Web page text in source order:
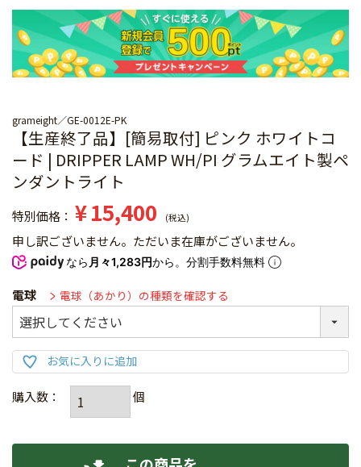
grameight GE-0012E-PK
【生産終了品】[簡易取付] ピンク ホワイトコ
ード | DRIPPER LAMP WH/PI グラムエイト製ペ
ンダントライト
特別価格 ¥15,400 税込
申し訳ございません。ただいま在庫がございません。
なら 月々1,283円から。分割手数料無料
電球 電球（あかり）の種類を確認する